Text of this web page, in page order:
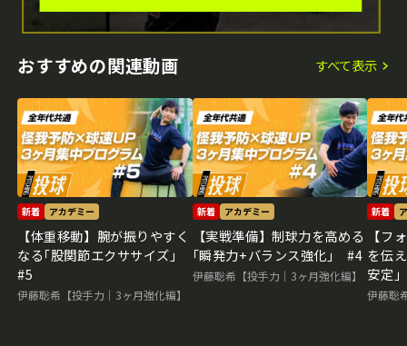
おすすめの関連動画 すべて表示
新着 アカデミー
【体重移動】腕が振りやすく
なる｢股関節エクササイズ｣
#5
伊藤聡希【投手力｜3ヶ月強化編】
新着 アカデミー
【実戦準備】制球力を高める
｢瞬発力+バランス強化｣ #4
伊藤聡希【投手力｜3ヶ月強化編】
新着
【フ
を伝
安定
伊藤聡